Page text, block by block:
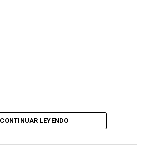
CONTINUAR LEYENDO